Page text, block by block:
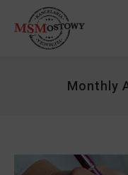
Monthly